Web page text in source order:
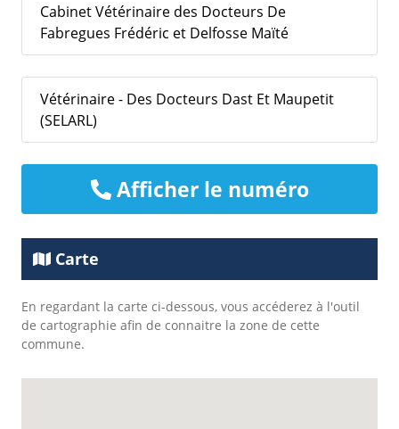
Cabinet Vétérinaire des Docteurs De
Fabregues Frédéric et Delfosse Maïté
Vétérinaire - Des Docteurs Dast Et Maupetit
(SELARL)
Afficher le numéro
Carte
En regardant la carte ci-dessous, vous accéderez à l'outil
de cartographie afin de connaitre la zone de cette
commune.